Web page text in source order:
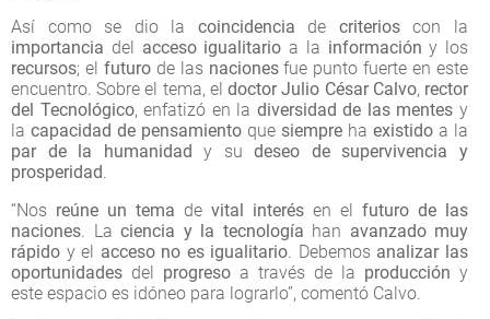
Así como se dio la coincidencia de criterioscon la
importancia del acceso igualitario a la información y los
recursos; el futurode las nacionesfue punto fuerte en este
encuentro. Sobre el tema, eldoctor Julio César Calvo, rector
del Tecnológico, enfatizó en la diversidad de las mentes y
la capacidad de pensamiento que siempre ha existido a la
par de la humanidad y sudeseo de supervivencia y
prosperidad.
“Nos reúne un tema de vital interés en el futuro de las
naciones. La ciencia y la tecnología han avanzado muy
rápido y el acceso no es igualitario. Debemos analizar las
oportunidades del progreso a través de la producción y
este espacio es idóneo para lograrlo”, comentó Calvo.